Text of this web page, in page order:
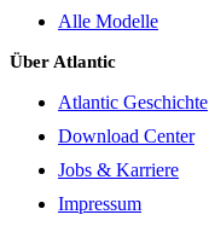
Alle Modelle
Über Atlantic
Atlantic Geschichte
Download Center
Jobs & Karriere
Impressum